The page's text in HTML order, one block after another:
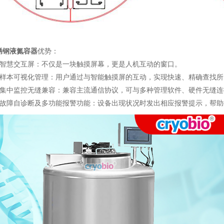
钢液氮容器优势：
互屏：不仅是一块触摸屏幕，更是人机互动的窗口。
视化管理：用户通过与智能触摸屏的互动，实现快速、精确查找所
控无缝兼容：兼容主流通信协议，可与多种管理软件、硬件无缝
诊断及多功能报警功能：设备出现状况时发出相应报警提示，帮助